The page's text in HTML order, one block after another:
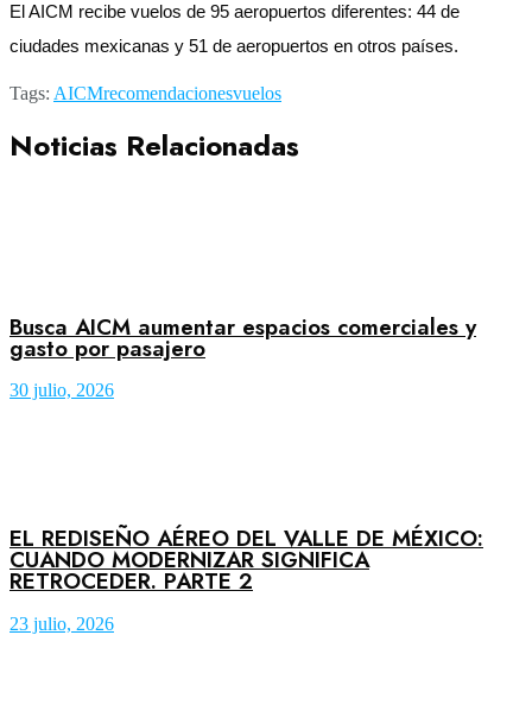
El AICM recibe vuelos de 95 aeropuertos diferentes: 44 de
ciudades mexicanas y 51 de aeropuertos en otros países.
Tags: AICMrecomendacionesvuelos
Noticias Relacionadas
Busca AICM aumentar espacios comerciales y
gasto por pasajero
30 julio, 2026
EL REDISEÑO AÉREO DEL VALLE DE MÉXICO:
CUANDO MODERNIZAR SIGNIFICA
RETROCEDER. PARTE 2
23 julio, 2026